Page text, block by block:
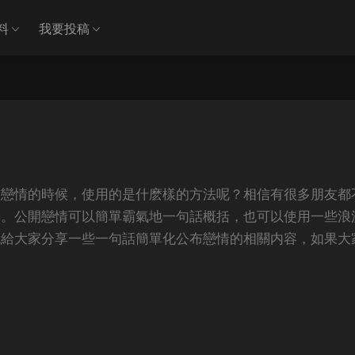
我要投稿
情的時候，使用的是什麽樣的方法呢？相信有很多朋友都
公開戀情可以簡單霸氣地一句話概括，也可以使用一些浪
大家分享一些一句話簡單化公布戀情的相關内容，如果大